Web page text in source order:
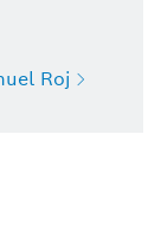
Roj